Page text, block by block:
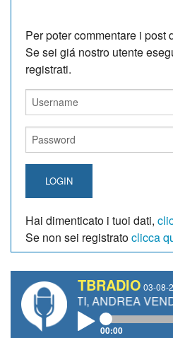
Per poter commentare i post
Se sei giá nostro utente
registrati.
LOGIN
Hai dimenticato i tuoi dati,
Se non sei registratoclicca
TBRADIO 03-08-
ANDREA VENDRAME,
00:00